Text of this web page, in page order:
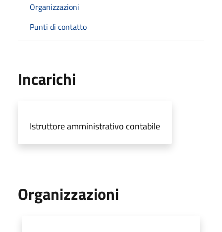
Organizzazioni
Punti di contatto
Incarichi
Istruttore amministrativo contabile
Organizzazioni